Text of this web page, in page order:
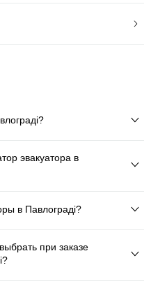
эвакуатора в
в Павлограді?
при заказе